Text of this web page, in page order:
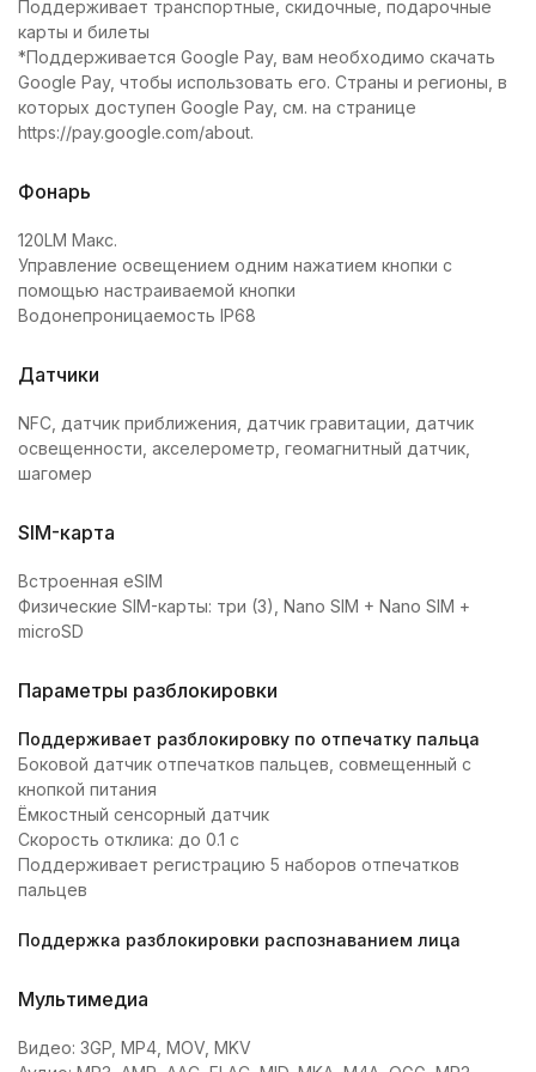
Поддерживает транспортные, скидочные, подарочные
карты и билеты
*Поддерживается Google Pay, вам необходимо скачать
Google Pay, чтобы использовать его. Страны и регионы, в
которых доступен Google Pay, см. на странице
https://pay.google.com/about.
Фонарь
120LM Макс.
Управление освещением одним нажатием кнопки с
помощью настраиваемой кнопки
Водонепроницаемость IP68
Датчики
NFC, датчик приближения, датчик гравитации, датчик
освещенности, акселерометр, геомагнитный датчик,
шагомер
SIM-карта
Встроенная eSIM
Физические SIM-карты: три (3), Nano SIM + Nano SIM +
microSD
Параметры разблокировки
Поддерживает разблокировку по отпечатку пальца
Боковой датчик отпечатков пальцев, совмещенный с
кнопкой питания
Ёмкостный сенсорный датчик
Скорость отклика: до 0.1 с
Поддерживает регистрацию 5 наборов отпечатков
пальцев
Поддержка разблокировки распознаванием лица
Мультимедиа
Видео: 3GP, MP4, MOV, MKV